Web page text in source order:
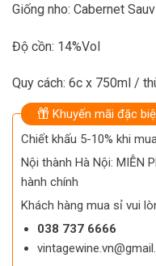
Giống nho: Cabernet
Độ cồn: 14%Vol
Quy cách: 6c x 750ml /
Khuyến mãi đặc
Chiết khấu 5-10% khi
Nội thành Hà Nội: MIỄN
hành chính
Khách hàng mua sỉ vui
038 737 6666